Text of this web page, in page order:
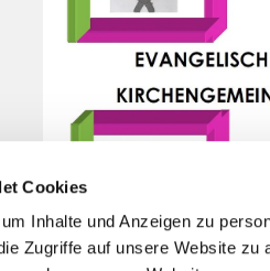
Cookies
Inhalte und Anzeigen zu
Zugriffe auf unsere Website zu